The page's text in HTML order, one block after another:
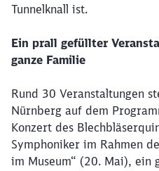
Tunnelknall ist.
Ein prall gefüllter
ganze Familie
Rund 30 Veranstaltungen
Nürnberg auf dem
Konzert des
Symphoniker im Rahmen
im Museum“ (20. Mai), ein